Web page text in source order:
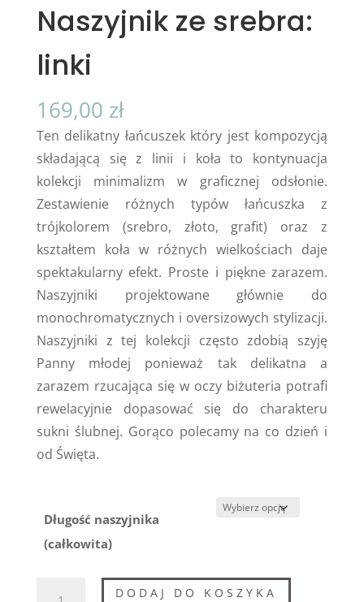
Naszyjnik ze srebra:
linki
169,00 zł
Ten delikatny łańcuszek który jest kompozycją
składającą się z linii i koła to kontynuacja
kolekcji minimalizm w graficznej odsłonie.
Zestawienie różnych typów łańcuszka z
trójkolorem (srebro, złoto, grafit) oraz z
kształtem koła w różnych wielkościach daje
spektakularny efekt. Proste i piękne zarazem.
Naszyjniki projektowane głównie do
monochromatycznych i oversizowych stylizacji.
Naszyjniki z tej kolekcji często zdobią szyję
Panny młodej ponieważ tak delikatna a
zarazem rzucająca się w oczy biżuteria potrafi
rewelacyjnie dopasować się do charakteru
sukni ślubnej. Gorąco polecamy na co dzień i
od Święta.
Długość naszyjnika
(całkowita)
DODAJ DO KOSZYKA